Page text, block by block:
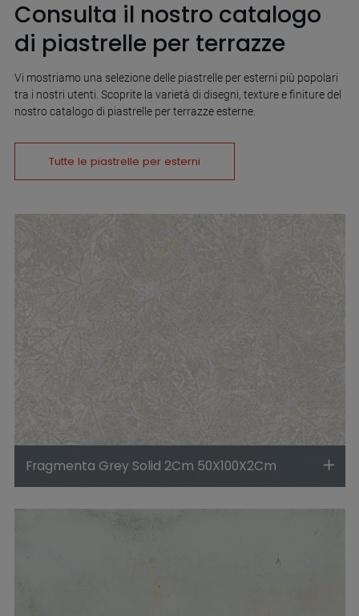
Fragmenta Grey Solid 2Cm 50X100X2Cm
Consulta il nostro catalogo
di piastrelle per terrazze
Vi mostriamo una selezione delle piastrelle per esterni più popolari
tra i nostri utenti. Scoprite la varietà di disegni, texture e finiture del
nostro catalogo di piastrelle per terrazze esterne.
Tutte le piastrelle per esterni